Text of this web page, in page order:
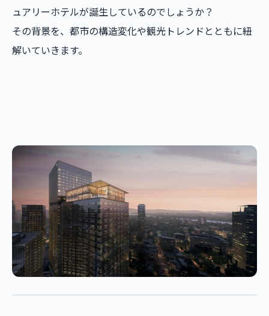
ュアリーホテルが誕生しているのでしょうか？
その背景を、都市の構造変化や観光トレンドとともに紐
解いていきます。